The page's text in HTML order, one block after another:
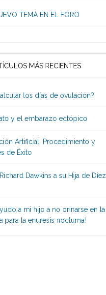
TEMA EN EL FORO
MÁS RECIENTES
los días de ovulación?
y el embarazo ectópico
Artificial: Procedimiento y
de Éxito
Dawkins a su Hija de Diez
a mi hijo a no orinarse en la
para la enuresis nocturna!